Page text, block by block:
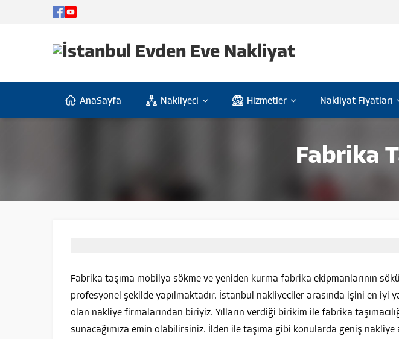
AnaSayfa Nakliyeci Hizmetler Nakliyat Fiyatları
Fabrika
Fabrika taşıma mobilya sökme ve yeniden kurma fabrika ekipmanlarının
profesyonel şekilde yapılmaktadır. İstanbul nakliyeciler arasında işini en iyi
olan nakliye firmalarından biriyiz. Yılların verdiği birikim ile fabrika
sunacağımıza emin olabilirsiniz. İlden ile taşıma gibi konularda geniş nakliye